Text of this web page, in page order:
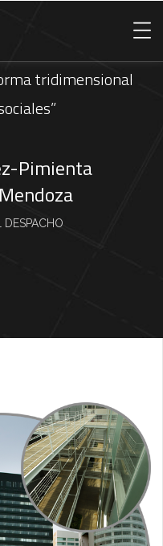
tridimensional
Pimienta
DESPACHO